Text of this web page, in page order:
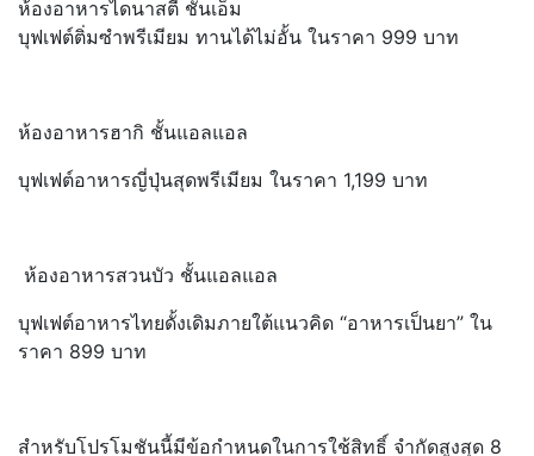
ห้องอาหารไดนาสตี้ ชั้นเอ็ม
บุฟเฟต์ติ่มซำพรีเมียม ทานได้ไม่อั้น ในราคา 999 บาท
ห้องอาหารฮากิ ชั้นแอลแอล
บุฟเฟต์อาหารญี่ปุ่นสุดพรีเมียม ในราคา 1,199 บาท
ห้องอาหารสวนบัว ชั้นแอลแอล
บุฟเฟต์อาหารไทยดั้งเดิมภายใต้แนวคิด “อาหารเป็นยา” ใน
ราคา 899 บาท
สำหรับโปรโมชันนี้มีข้อกำหนดในการใช้สิทธิ์ จำกัดสูงสุด 8